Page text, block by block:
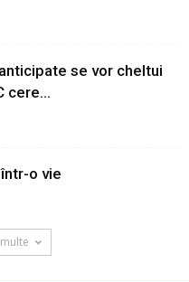
se vor cheltui
cere...
o vie